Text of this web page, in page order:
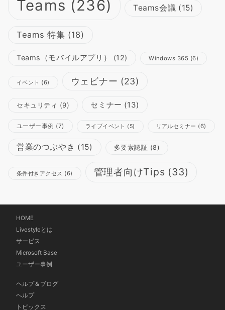
Teams (236) Teams会議 (15)
Teams 特集 (18)
Teams（モバイルアプリ） (12) Windows 365 (6)
イベント (6) ウェビナー (23)
セキュリティ (9) セミナー (13)
ユーザー事例 (7) ライブイベント (5) リアルセミナー (6)
営業のつぶやき (15) 多要素認証 (8)
条件付きアクセス (6) 管理者向けTips (33)
HOME
Livestyleとは
サービス
Microsoft Base
ユーザー事例
ヘルプ＆ブログ
ヘルプ
トピックス